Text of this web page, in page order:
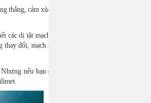
thẳng, cảm xúc và không chú
dị tật mạch máu não là dị
đổi, mạch máu lâu dần đã
nếu bạn duy trì các thói